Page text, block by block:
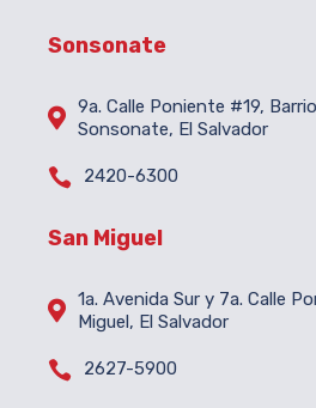
Sonsonate
 9a. Calle Poniente #19,
Sonsonate, El Salvador
 2420-6300
San Miguel
 1a. Avenida Sur y 7a. Calle
Miguel, El Salvador
 2627-5900